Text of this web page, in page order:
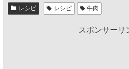
レシピ レシピ 牛肉
スポンサーリ